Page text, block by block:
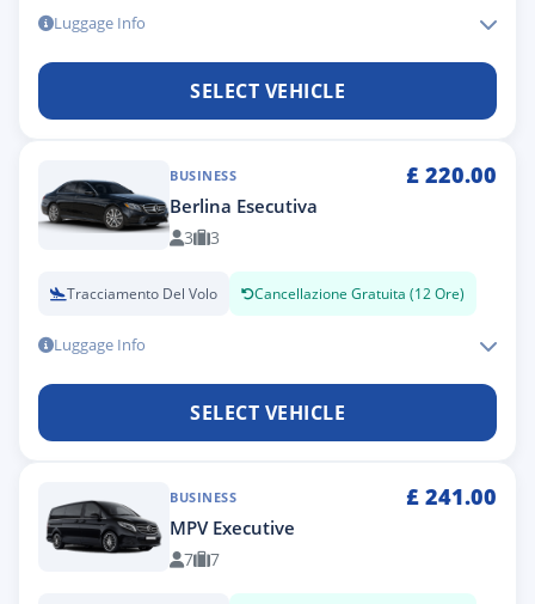
Luggage Info
SELECT VEHICLE
BUSINESS £ 220.00
Berlina Esecutiva
3 3
Tracciamento Del Volo Cancellazione Gratuita (12 Ore)
Luggage Info
SELECT VEHICLE
BUSINESS £ 241.00
MPV Executive
7 7